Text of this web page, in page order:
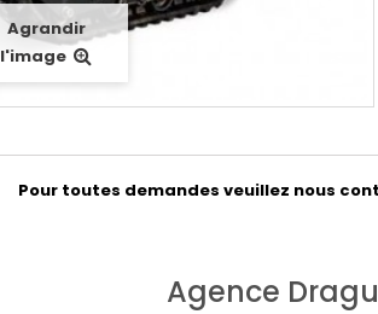
Agrandir
l'image
Pour toutes demandes veuillez nous
Agence